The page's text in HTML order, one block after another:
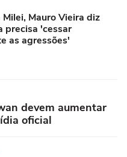
Mauro Vieira diz
precisa 'cessar
as agressões'
devem aumentar
oficial